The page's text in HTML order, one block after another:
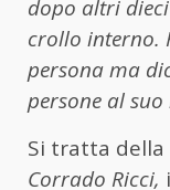
dopo altri
crollo interno.
persona ma
persone al suo
Si tratta della
Corrado Ricci,